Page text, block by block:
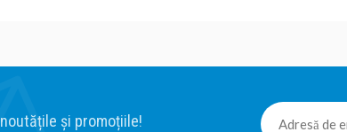
noutățile și promoțiile!